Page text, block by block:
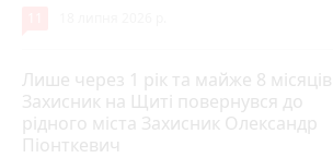
Лише через 1 рік та майже 8 місяців
Захисник на Щиті повернувся до
рідного міста Захисник Олександр
Піонткевич